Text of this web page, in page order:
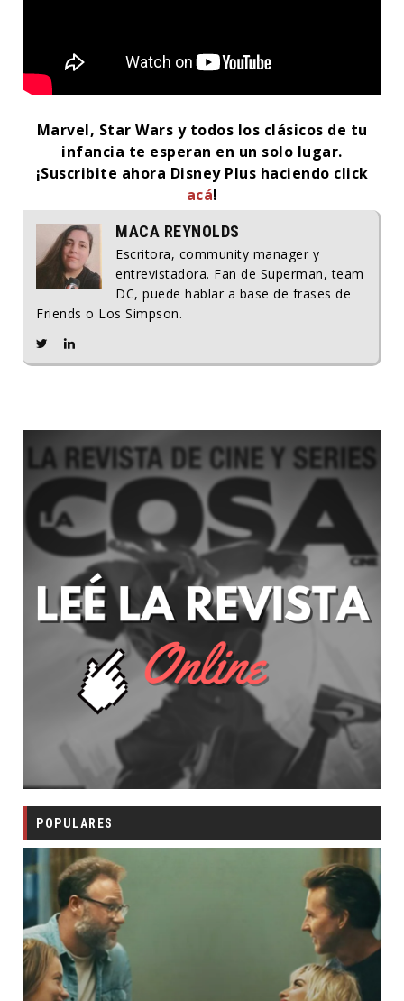
Marvel, Star Wars y todos los clásicos de tu
infancia te esperan en un solo lugar.
¡Suscribite ahora Disney Plus haciendo click
acá!
MACA REYNOLDS
Escritora, community manager y
entrevistadora. Fan de Superman, team
DC, puede hablar a base de frases de
Friends o Los Simpson.
POPULARES